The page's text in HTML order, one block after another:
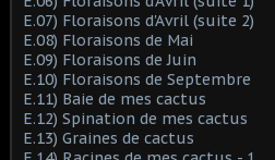
E.07) Floraisons d'Avril (suite 2)
E.08) Floraisons de Mai
E.09) Floraisons de Juin
E.10) Floraisons de Septembre
E.11) Baie de mes cactus
E.12) Spination de mes cactus
E.13) Graines de cactus